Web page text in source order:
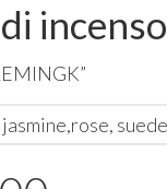
incenso
”